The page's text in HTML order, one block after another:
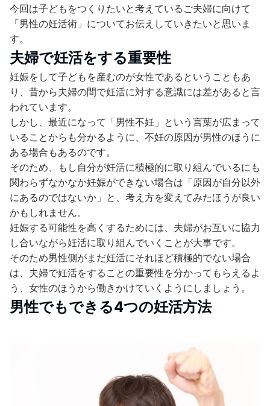
今回は子どもをつくりたいと考えているご夫婦に向けて
「男性の妊活術」についてお伝えしていきたいと思いま
す。
夫婦で妊活をする重要性
妊娠をして子どもを産むのが女性であるということもあ
り、昔から夫婦の間で妊活に対する意識には差があると言
われています。
しかし、最近になって「男性不妊」という言葉が広まって
いることからも分かるように、不妊の原因が男性のほうに
ある場合もあるのです。
そのため、もし自分が妊活に積極的に取り組んでいるにも
関わらずなかなか妊娠ができない場合は「原因が自分以外
にあるのではないか」と、考え方を変えてみたほうが良い
かもしれません。
妊娠する可能性を高くするためには、夫婦がお互いに協力
し合いながら妊活に取り組んでいくことが大事です。
そのため男性側がまだ妊活にそれほど積極的でない場合
は、夫婦で妊活をすることの重要性を分かってもらえるよ
う、女性のほうから働きかけていくようにしましょう。
男性でもできる4つの妊活方法